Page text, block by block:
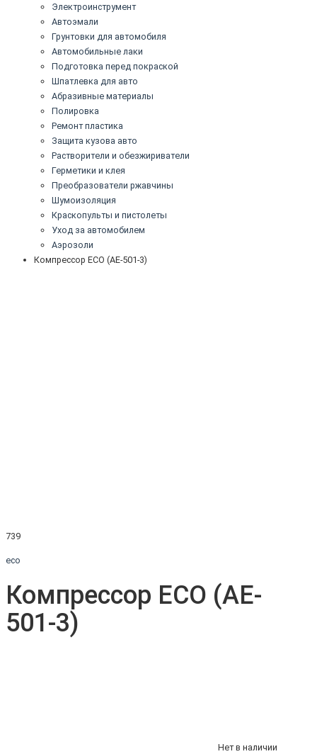
Электроинструмент
Автоэмали
Грунтовки для автомобиля
Автомобильные лаки
Подготовка перед покраской
Шпатлевка для авто
Абразивные материалы
Полировка
Ремонт пластика
Защита кузова авто
Растворители и обезжириватели
Герметики и клея
Преобразователи ржавчины
Шумоизоляция
Краскопульты и пистолеты
Уход за автомобилем
Аэрозоли
Компрессор ECO (AE-501-3)
739
eco
Компрессор ECO (AE-
501-3)
Нет в наличии